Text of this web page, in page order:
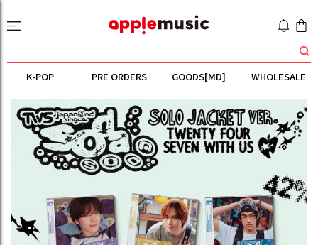
K-POP PRE ORDERS GOODS[MD] WHOLESALE